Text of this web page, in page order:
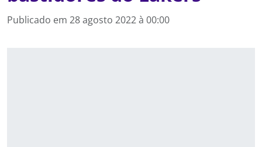
Publicado em 28 agosto 2022 à 00:00